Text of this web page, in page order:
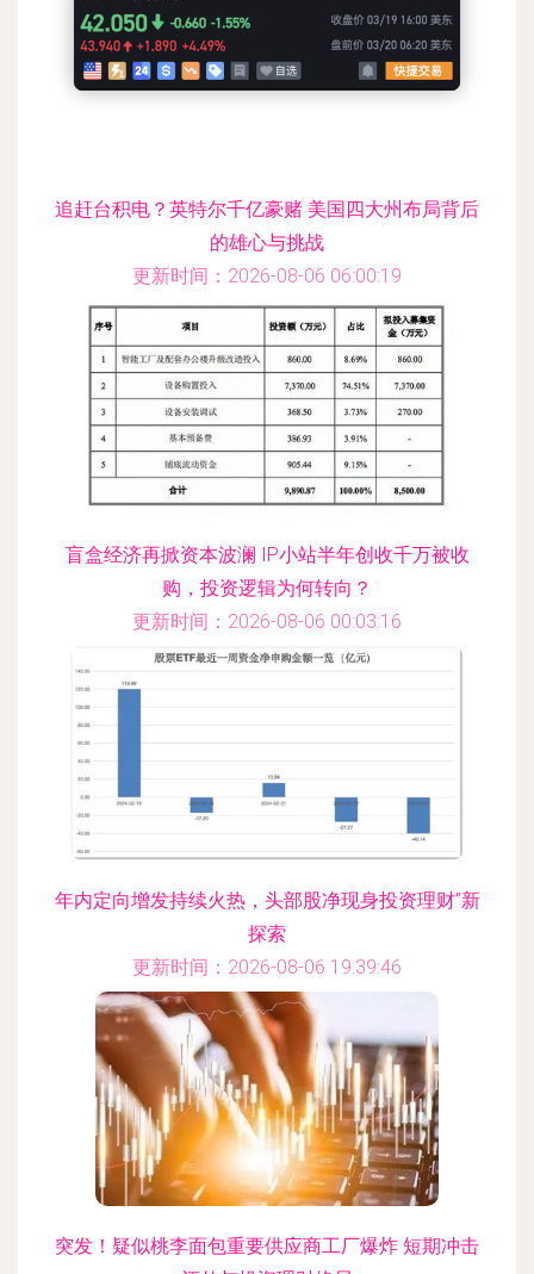
追赶台积电？英特尔千亿豪赌 美国四大州布局背后
的雄心与挑战
更新时间：2026-08-06 06:00:19
盲盒经济再掀资本波澜 IP小站半年创收千万被收
购，投资逻辑为何转向？
更新时间：2026-08-06 00:03:16
年内定向增发持续火热，头部股净现身投资理财”新
探索
更新时间：2026-08-06 19:39:46
突发！疑似桃李面包重要供应商工厂爆炸 短期冲击